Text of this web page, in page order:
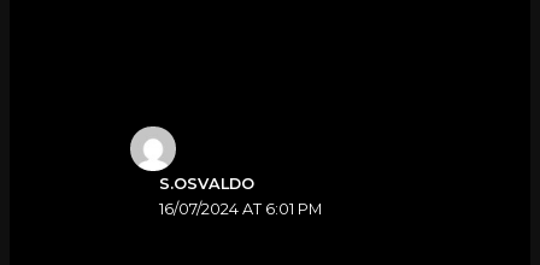
S.OSVALDO
16/07/2024 AT 6:01 PM